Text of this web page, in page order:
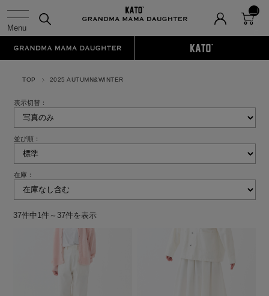
__I
TM
TOP 2025 AUTUMN&WINTER
表示切替：
並び順：
在庫：
37件中1件～37件を表示